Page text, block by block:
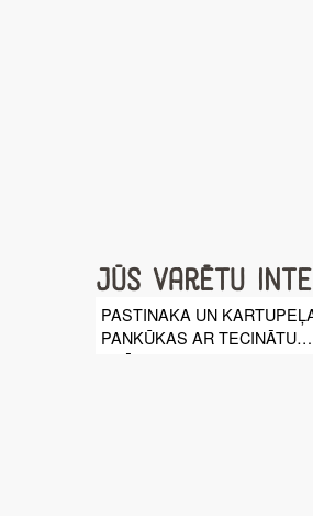
Jūs varētu
PASTINAKA UN
PANKŪKAS AR TECINĀTU
KRĒJUMU UN IKRIEM